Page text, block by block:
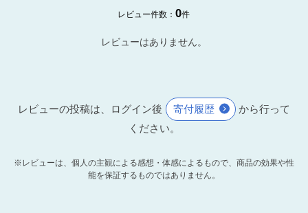
レビュー件数：0件
レビューはありません。
レビューの投稿は、ログイン後 寄付履歴
から行って
ください。
※レビューは、個人の主観による感想・体感によるもので、商品の効果や性
能を保証するものではありません。